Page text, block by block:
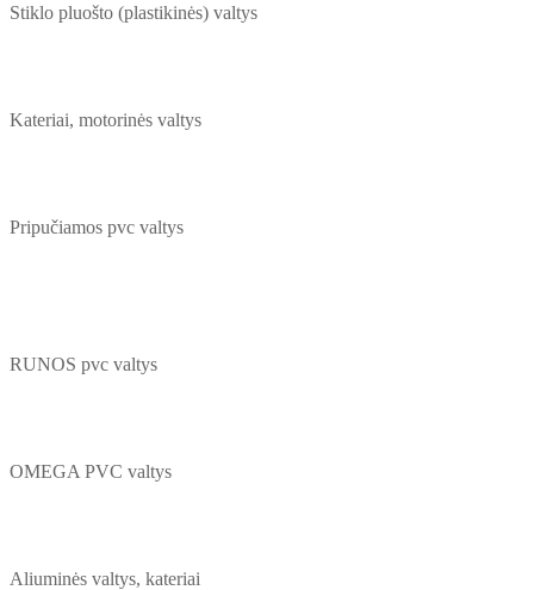
Stiklo pluošto (plastikinės) valtys
Kateriai, motorinės valtys
Pripučiamos pvc valtys
RUNOS pvc valtys
OMEGA PVC valtys
Aliuminės valtys, kateriai